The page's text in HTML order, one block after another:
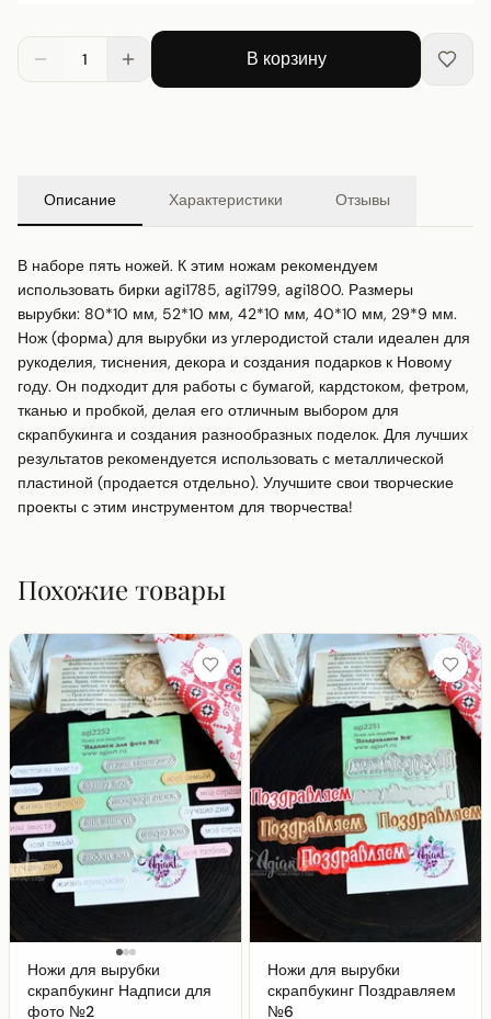
1 В корзину
Описание Характеристики Отзывы
В наборе пять ножей. К этим ножам рекомендуем
использовать бирки agi1785, agi1799, agi1800. Размеры
вырубки: 80*10 мм, 52*10 мм, 42*10 мм, 40*10 мм, 29*9 мм.
Нож (форма) для вырубки из углеродистой стали идеален для
рукоделия, тиснения, декора и создания подарков к Новому
году. Он подходит для работы с бумагой, кардстоком, фетром,
тканью и пробкой, делая его отличным выбором для
скрапбукинга и создания разнообразных поделок. Для лучших
результатов рекомендуется использовать с металлической
пластиной (продается отдельно). Улучшите свои творческие
проекты с этим инструментом для творчества!
Похожие товары
Ножи для вырубки
скрапбукинг Надписи для
фото №2
Ножи для вырубки
скрапбукинг Поздравляем
№6